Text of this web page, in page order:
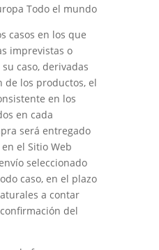
Todo el mundo
casos en los que
imprevistas o
caso, derivadas
de los productos, el
en los
en cada
será entregado
el Sitio Web
seleccionado
caso, en el plazo
a contar
del